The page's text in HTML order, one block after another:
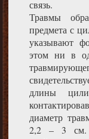
связь.
Травмы
предмета с
указывают
этом ни в
длины
диаметр
2,2 – 3 см.